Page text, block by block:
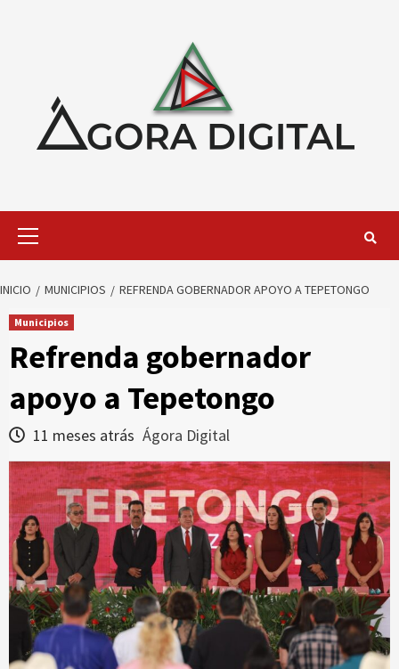
INICIO MUNICIPIOS REFRENDA GOBERNADOR APOYO A TEPETONGO
Municipios
Refrenda gobernador
apoyo a Tepetongo
11 meses atrás Ágora Digital